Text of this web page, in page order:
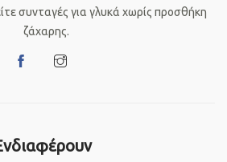
συνταγές για γλυκά χωρίς προσθήκη
ζάχαρης.